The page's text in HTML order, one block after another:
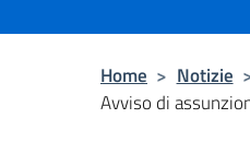
Home > Notizie
Avviso di